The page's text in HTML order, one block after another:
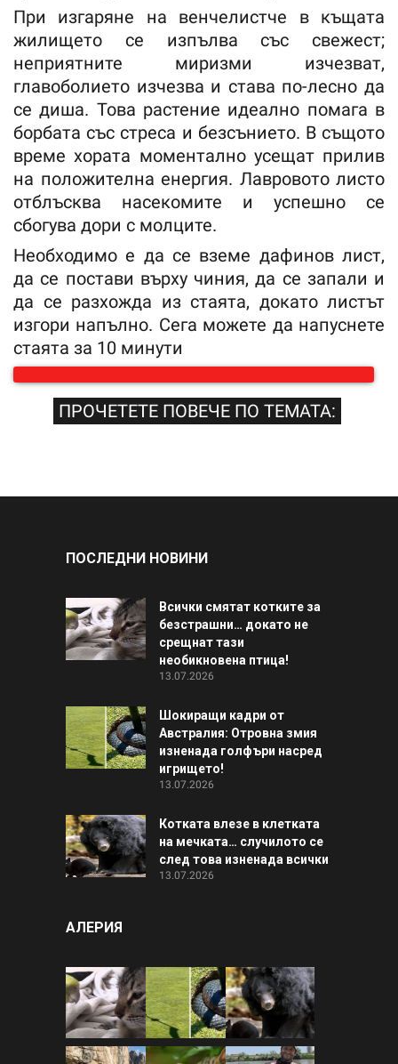
При изгаряне на венчелистче в къщата
жилището се изпълва със свежест;
неприятните миризми изчезват,
главоболието изчезва и става по-лесно да
се диша. Това растение идеално помага в
борбата със стреса и безсънието. В същото
време хората моментално усещат прилив
на положителна енергия. Лавровото листо
отблъсква насекомите и успешно се
сбогува дори с молците.
Необходимо е да се вземе дафинов лист,
да се постави върху чиния, да се запали и
да се разхожда из стаята, докато листът
изгори напълно. Сега можете да напуснете
стаята за 10 минути
ПРОЧЕТЕТЕ ПОВЕЧЕ ПО ТЕМАТА:
ПОСЛЕДНИ НОВИНИ
Всички смятат котките за
безстрашни… докато не
срещнат тази
необикновена птица!
13.07.2026
Шокиращи кадри от
Австралия: Отровна змия
изненада голфъри насред
игрището!
13.07.2026
Котката влезе в клетката
на мечката… случилото се
след това изненада всички
13.07.2026
АЛЕРИЯ